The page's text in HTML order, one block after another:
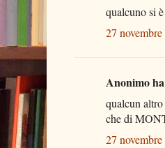
qualcuno si
27
Anonimo
qualcun
che di
27